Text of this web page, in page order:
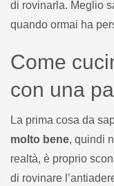
di rovinarla. Meglio
quando ormai ha
Come
con una
La prima cosa da
molto bene, quindi
realtà, è proprio
di rovinare